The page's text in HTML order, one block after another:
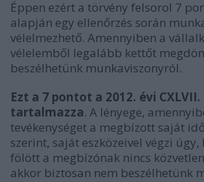
Éppen ezért a törvény felsorol 7
alapján egy ellenőrzés során
vélelmezhető. Amennyiben a
vélelemből legalább kettőt
beszélhetünk munkaviszonyról.
Ezt a 7 pontot a 2012. évi
tartalmazza. A lényege,
tevékenységet a megbízott saját
szerint, saját eszközeivel végzi
fölött a megbízónak nincs
akkor biztosan nem beszélhetünk